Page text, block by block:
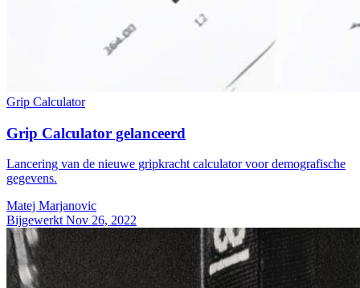
Grip Calculator
Grip Calculator gelanceerd
Lancering van de nieuwe gripkracht calculator voor demografische
gegevens.
Matej Marjanovic
Bijgewerkt Nov 26, 2022